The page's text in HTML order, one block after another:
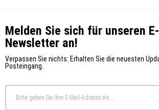
Melden Sie sich für unseren
Newsletter an!
Verpassen Sie nichts: Erhalten Sie die neuesten
Posteingang.